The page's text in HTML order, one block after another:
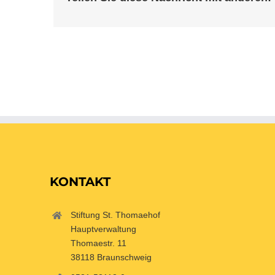
KONTAKT
Stiftung St. Thomaehof
Hauptverwaltung
Thomaestr. 11
38118 Braunschweig